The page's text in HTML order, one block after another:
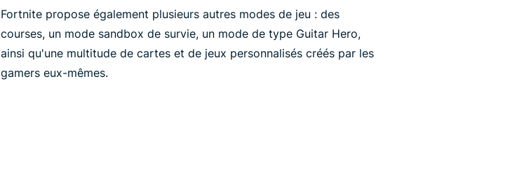
Fortnite propose également plusieurs autres modes de jeu : des
courses, un mode sandbox de survie, un mode de type Guitar Hero,
ainsi qu'une multitude de cartes et de jeux personnalisés créés par les
gamers eux-mêmes.